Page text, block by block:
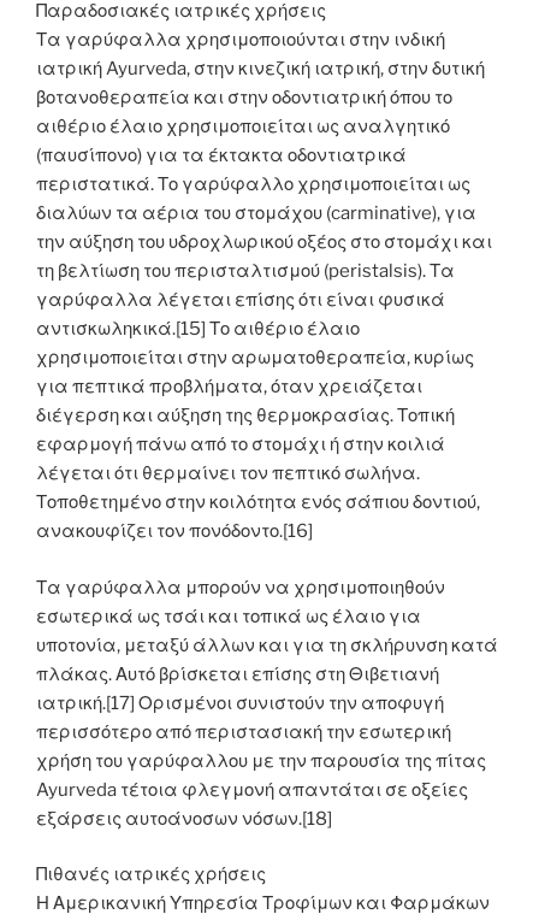
Παραδοσιακές ιατρικές χρήσεις
Τα γαρύφαλλα χρησιμοποιούνται στην ινδική
ιατρική Ayurveda, στην κινεζική ιατρική, στην δυτική
βοτανοθεραπεία και στην οδοντιατρική όπου το
αιθέριο έλαιο χρησιμοποιείται ως αναλγητικό
(παυσίπονο) για τα έκτακτα οδοντιατρικά
περιστατικά. Το γαρύφαλλο χρησιμοποιείται ως
διαλύων τα αέρια του στομάχου (carminative), για
την αύξηση του υδροχλωρικού οξέος στο στομάχι και
τη βελτίωση του περισταλτισμού (peristalsis). Τα
γαρύφαλλα λέγεται επίσης ότι είναι φυσικά
αντισκωληκικά.[15] Το αιθέριο έλαιο
χρησιμοποιείται στην αρωματοθεραπεία, κυρίως
για πεπτικά προβλήματα, όταν χρειάζεται
διέγερση και αύξηση της θερμοκρασίας. Τοπική
εφαρμογή πάνω από το στομάχι ή στην κοιλιά
λέγεται ότι θερμαίνει τον πεπτικό σωλήνα.
Τοποθετημένο στην κοιλότητα ενός σάπιου δοντιού,
ανακουφίζει τον πονόδοντο.[16]
Τα γαρύφαλλα μπορούν να χρησιμοποιηθούν
εσωτερικά ως τσάι και τοπικά ως έλαιο για
υποτονία, μεταξύ άλλων και για τη σκλήρυνση κατά
πλάκας. Αυτό βρίσκεται επίσης στη Θιβετιανή
ιατρική.[17] Ορισμένοι συνιστούν την αποφυγή
περισσότερο από περιστασιακή την εσωτερική
χρήση του γαρύφαλλου με την παρουσία της πίτας
Ayurveda τέτοια φλεγμονή απαντάται σε οξείες
εξάρσεις αυτοάνοσων νόσων.[18]
Πιθανές ιατρικές χρήσεις
Η Αμερικανική Υπηρεσία Τροφίμων και Φαρμάκων